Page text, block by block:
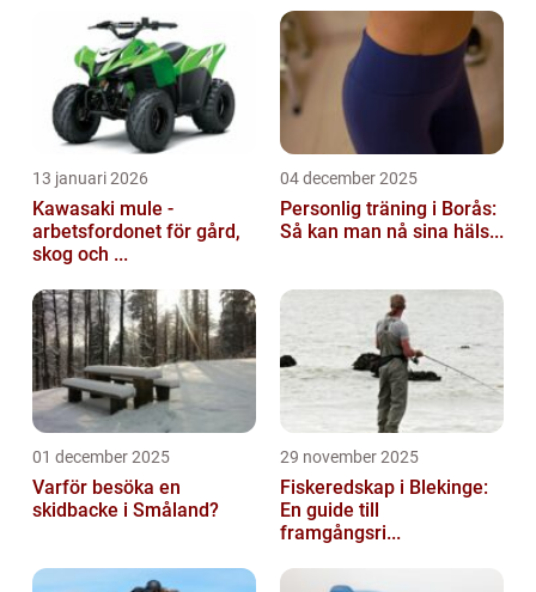
13 januari 2026
Kawasaki mule -
arbetsfordonet för gård,
skog och ...
04 december 2025
Personlig träning i Borås:
Så kan man nå sina häls...
01 december 2025
Varför besöka en
skidbacke i Småland?
29 november 2025
Fiskeredskap i Blekinge:
En guide till
framgångsri...